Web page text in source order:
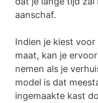
aanschaf.
Indien je kiest
maat, kan je
nemen als je
model is dat
ingemaakte kast